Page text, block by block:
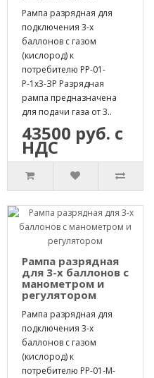
Рампа разрядная для
подключения 3-х
баллонов с газом
(кислород) к
потребителю РР-01-
Р-1х3-ЗР Разрядная
рампа предназначена
для подачи газа от 3..
43500 руб. с
НДС
Рампа разрядная
для 3-х баллонов с
манометром и
регулятором
Рампа разрядная для
подключения 3-х
баллонов с газом
(кислород) к
потребителю РР-01-М-